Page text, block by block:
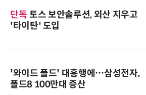
단독 토스 보안솔루션, 외산 지우고
'타이탄' 도입
'와이드 폴드' 대흥행에…삼성전자,
폴드8 100만대 증산